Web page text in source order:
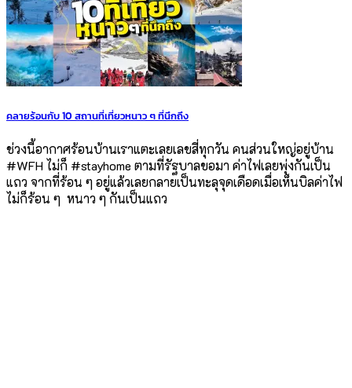
คลายร้อนกับ 10 สถานที่เที่ยวหนาว ๆ ที่นึกถึง
ช่วงนี้อากาศร้อนบ้านเราแตะเลยเลขสี่ทุกวัน คนส่วนใหญ่อยู่บ้าน
#WFH ไม่ก็ #stayhome ตามที่รัฐบาลขอมา ค่าไฟเลยพุ่งกันเป็น
แถว จากที่ร้อน ๆ อยู่แล้วเลยกลายเป็นทะลุจุดเดือดเมื่อเห็นบิลค่าไฟ
ไม่ก็ร้อน ๆ หนาว ๆ กันเป็นแถว